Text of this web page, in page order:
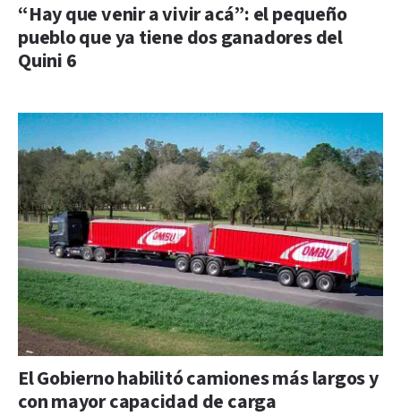
“Hay que venir a vivir acá”: el pequeño
pueblo que ya tiene dos ganadores del
Quini 6
El Gobierno habilitó camiones más largos y
con mayor capacidad de carga